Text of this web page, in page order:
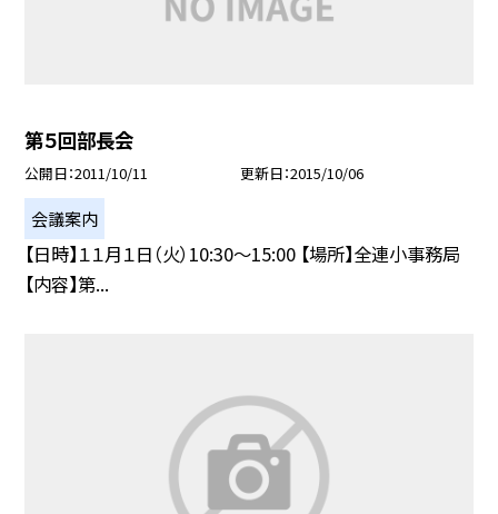
第５回部長会
公開日 2011/10/11 更新日 2015/10/06
会議案内
【日時】１１月１日（火）10:30〜15:00 【場所】全連小事務局
【内容】第...